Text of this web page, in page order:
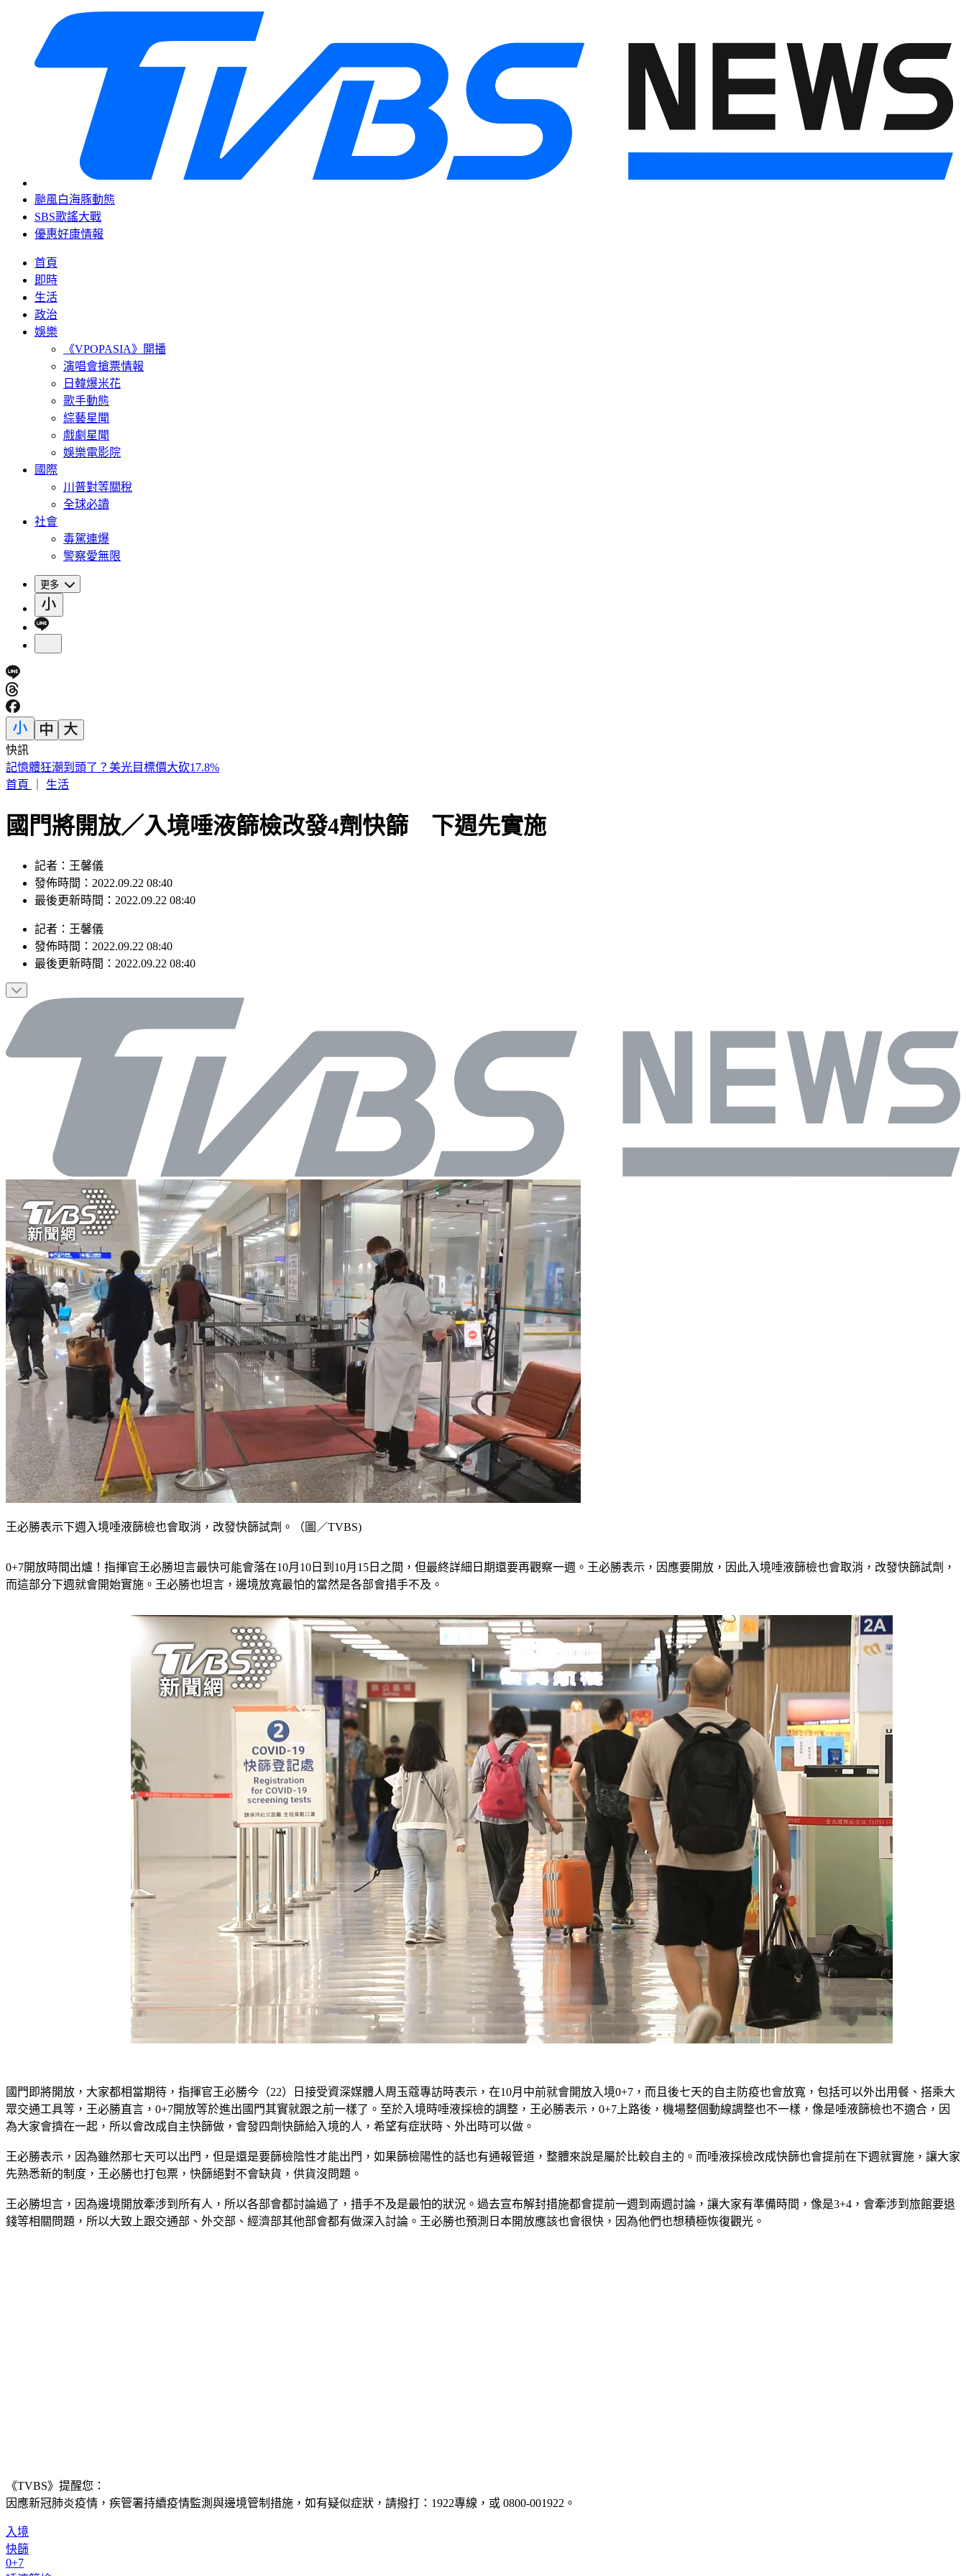
颱風白海豚動態
SBS歌謠大戰
優惠好康情報
首頁
即時
生活
政治
娛樂
《VPOPASIA》開播
演唱會搶票情報
日韓爆米花
歌手動態
綜藝星聞
戲劇星聞
娛樂電影院
國際
川普對等關稅
全球必讀
社會
毒駕連爆
警察愛無限
更多
快訊
快訊／新北汐止透天厝火警！ 3樓救出受困住戶送醫
首頁
生活
國門將開放／入境唾液篩檢改發4劑快篩 下週先實施
記者：王馨儀
發佈時間：2022.09.22 08:40
最後更新時間：2022.09.22 08:40
記者 ： 王馨儀
發佈時間： 2022.09.22 08:40
最後更新時間： 2022.09.22 08:40
王必勝表示下週入境唾液篩檢也會取消，改發快篩試劑。（圖／TVBS)
0+7開放時間出爐！指揮官王必勝坦言最快可能會落在10月10日到10月15日之間，但最終詳細日期還要再觀察一週。王必勝表示，因應要開放，因此入境唾液篩檢也會取消，改發快篩試劑，
而這部分下週就會開始實施。王必勝也坦言，邊境放寬最怕的當然是各部會措手不及。
國門即將開放，大家都相當期待，指揮官王必勝今（22）日接受資深媒體人周玉蔻專訪時表示，在10月中前就會開放入境0+7，而且後七天的自主防疫也會放寬，包括可以外出用餐、搭乘大
眾交通工具等，王必勝直言，0+7開放等於進出國門其實就跟之前一樣了。至於入境時唾液採檢的調整，王必勝表示，0+7上路後，機場整個動線調整也不一樣，像是唾液篩檢也不適合，因
為大家會擠在一起，所以會改成自主快篩做，會發四劑快篩給入境的人，希望有症狀時、外出時可以做。
王必勝表示，因為雖然那七天可以出門，但是還是要篩檢陰性才能出門，如果篩檢陽性的話也有通報管道，整體來說是屬於比較自主的。而唾液採檢改成快篩也會提前在下週就實施，讓大家
先熟悉新的制度，王必勝也打包票，快篩絕對不會缺貨，供貨沒問題。
王必勝坦言，因為邊境開放牽涉到所有人，所以各部會都討論過了，措手不及是最怕的狀況。過去宣布解封措施都會提前一週到兩週討論，讓大家有準備時間，像是3+4，會牽涉到旅館要退
錢等相關問題，所以大致上跟交通部、外交部、經濟部其他部會都有做深入討論。王必勝也預測日本開放應該也會很快，因為他們也想積極恢復觀光。
《TVBS》提醒您：
因應新冠肺炎疫情，疾管署持續疫情監測與邊境管制措施， 如有疑似症狀，請撥打：1922專線，或 0800-001922。
入境
快篩
0+7